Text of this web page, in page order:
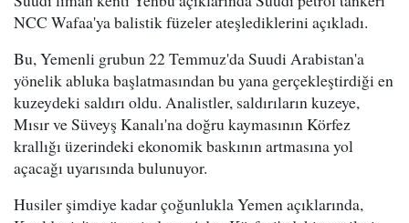
NCC Wafaa'ya balistik füzeler ateşlediklerini açıkladı.
Bu, Yemenli grubun 22 Temmuz'da Suudi Arabistan'a
yönelik abluka başlatmasından bu yana gerçekleştirdiği en
kuzeydeki saldırı oldu. Analistler, saldırıların kuzeye,
Mısır ve Süveyş Kanalı'na doğru kaymasının Körfez
krallığı üzerindeki ekonomik baskının artmasına yol
açacağı uyarısında bulunuyor.
Husiler şimdiye kadar çoğunlukla Yemen açıklarında,